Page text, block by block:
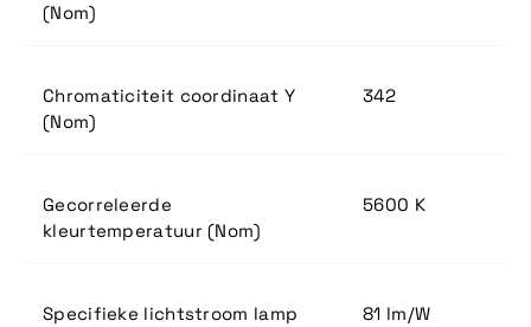
(Nom)
Chromaticiteit coordinaat Y
(Nom)
342
Gecorreleerde
kleurtemperatuur (Nom)
5600 K
Specifieke lichtstroom lamp
81 lm/W